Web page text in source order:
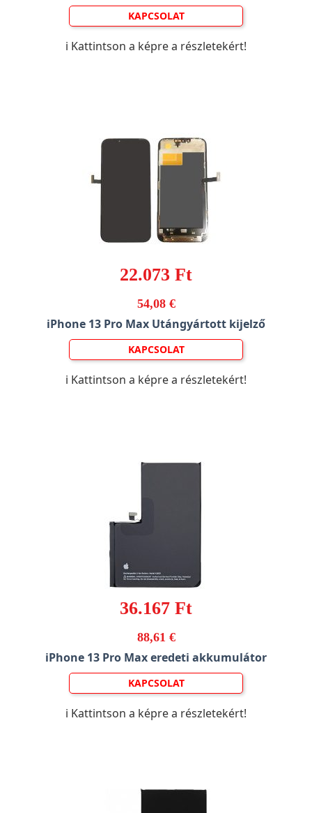
KAPCSOLAT
ℹ️ Kattintson a képre a részletekért!
22.073 Ft
54,08 €
iPhone 13 Pro Max Utángyártott kijelző
KAPCSOLAT
ℹ️ Kattintson a képre a részletekért!
36.167 Ft
88,61 €
iPhone 13 Pro Max eredeti akkumulátor
KAPCSOLAT
ℹ️ Kattintson a képre a részletekért!